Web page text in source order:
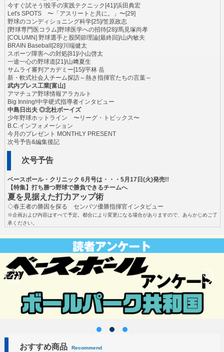
今すぐ試そう!投手の実践テクニック[41]/浜田典宏
Let's SPOTS 〜「アスリートと共に。」〜[29]
野球のコンディショニング科学[25]/笠原政志
[野球専門医コラム]野球医学への招待[28]/馬見塚尚孝
[COLUMN] 野球選手と股関節理論[最終回]/山内敏夫
BRAIN Baseball[28]/川端健太
スポーツ障害への対処[81]/小山啓太
一途一心の野球道[21]/山﨑夏生
サムライ審判アカデミー[15]/平林 岳
新・軟式社会人チーム探訪～熱き指揮官たちの言葉～
武内プレス工業[富山]
アマチュア野球情報アラカルト
Big Inning!中学硬式指導者インタビュー
中島日出夫 ◎北杜ボーイズ
少年野球ホットライン 〜リーグ・トピックス〜
B.C.インフォメーション
今月のプレゼント MONTHLY PRESENT
次号予告&編集後記
次号予告
ベースボール・クリニック 6月号は・・・5月17日(火)発売!!
【特集】打ち勝つ野球で勝負できるチームへ
夏を見据えた打力アップ術
◇春王者の勝因を探る センバツ優勝指揮官インタビュー
※企画および内容はすべて予定。都合により変更になる場合がありますので、あらかじめご了
承ください。
おすすめ商品 Recommend